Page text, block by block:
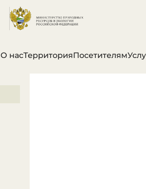
О насТерриторияПосетителям